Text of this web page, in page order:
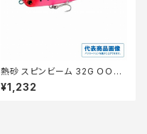
熱砂 スピンビーム 32G ＯＯ−2
32Ｍ 025【特価ルアー】【20】
¥1,232